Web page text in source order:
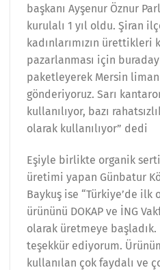
başkanı Ayşenur Öznur
kurulalı 1 yıl oldu. Şiran
kadınlarımızın
pazarlanması için
paketleyerek Mersin
gönderiyoruz. Sarı
kullanılıyor, bazı
olarak kullanılıyor” dedi
Eşiyle birlikte organik
üretimi yapan Günbatur
Baykuş ise “Türkiye’de ilk
ürününü DOKAP ve İNG
olarak üretmeye
teşekkür ediyorum.
kullanılan çok faydalı ve